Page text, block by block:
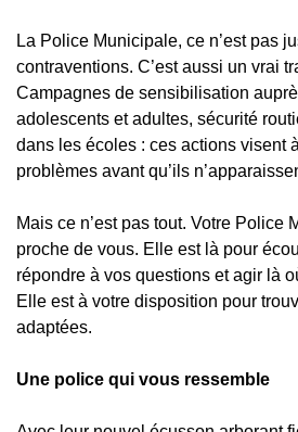
La Police Municipale, ce n’est pas
contraventions. C’est aussi un vrai
Campagnes de sensibilisation
adolescents et adultes, sécurité
dans les écoles : ces actions visent
problèmes avant qu’ils
Mais ce n’est pas tout. Votre Police
proche de vous. Elle est là pour
répondre à vos questions et agir là
Elle est à votre disposition pour
adaptées.
Une police qui vous ressemble